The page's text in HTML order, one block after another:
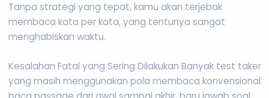
Tanpa strategi yang tepat, kamu akan terjebak
membaca kata per kata, yang tentunya sangat
menghabiskan waktu.
Kesalahan Fatal yang Sering Dilakukan Banyak test taker
yang masih menggunakan pola membaca konvensional: